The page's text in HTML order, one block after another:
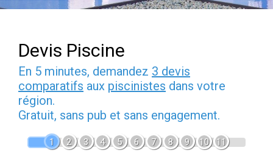
Devis Piscine
En 5 minutes, demandez 3 devis
comparatifs aux piscinistes dans votre
région.
Gratuit, sans pub et sans engagement.
1 2 3 4 5 6 7 8 9 10 11